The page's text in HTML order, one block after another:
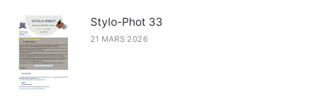
Stylo-Phot 33
21 MARS 2026